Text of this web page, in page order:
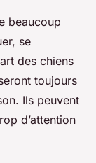
beaucoup
se
des chiens
toujours
Ils peuvent
d’attention